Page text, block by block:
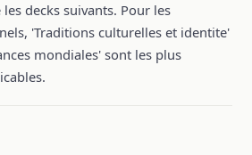
decks suivants. Pour les
'Traditions culturelles et identite'
mondiales' sont les plus